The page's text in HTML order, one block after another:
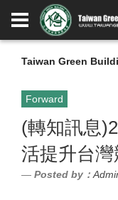
Taiwan Green
Forward
(轉知訊息
活提升台
Posted by：